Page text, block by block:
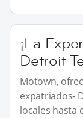
¡La
Detroit
Motown,
expatriados-
locales hasta